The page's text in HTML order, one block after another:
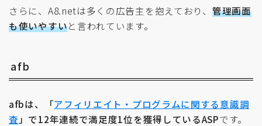
さらに、A8.netは多くの広告主を抱えており、 管理画面
も使いやすいと言われています。
afb
afbは、「アフィリエイト・プログラムに関する意識調
査 」で12年連続で満足度1位を獲得しているASPです。